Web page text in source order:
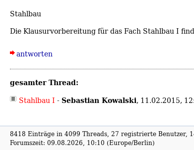
Stahlbau
Die Klausurvorbereitung für das Fach Stahlbau I
antworten
gesamter Thread:
Stahlbau I - Sebastian Kowalski, 11.02.2015,
8418 Einträge in 4099 Threads, 27 registrierte Benutzer,
Forumszeit: 09.08.2026, 10:10 (Europe/Berlin)